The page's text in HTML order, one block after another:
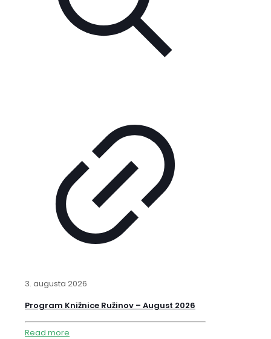
3. augusta 2026
Program Knižnice Ružinov – August 2026
Read more